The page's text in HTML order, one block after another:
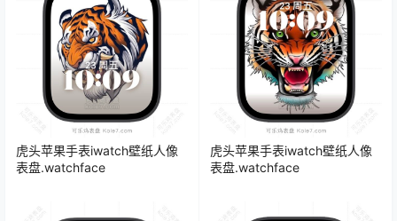
虎头苹果手表iwatch壁纸人像
表盘.watchface
虎头苹果手表iwatch壁纸人像
表盘.watchface